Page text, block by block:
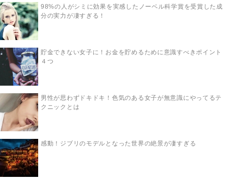
98%の人がシミに効果を実感したノーベル科学賞を受賞した成
分の実力が凄すぎる！
貯金できない女子に！お金を貯めるために意識すべきポイント
４つ
男性が思わずドキドキ！色気のある女子が無意識にやってるテ
クニックとは
感動！ジブリのモデルとなった世界の絶景が凄すぎる